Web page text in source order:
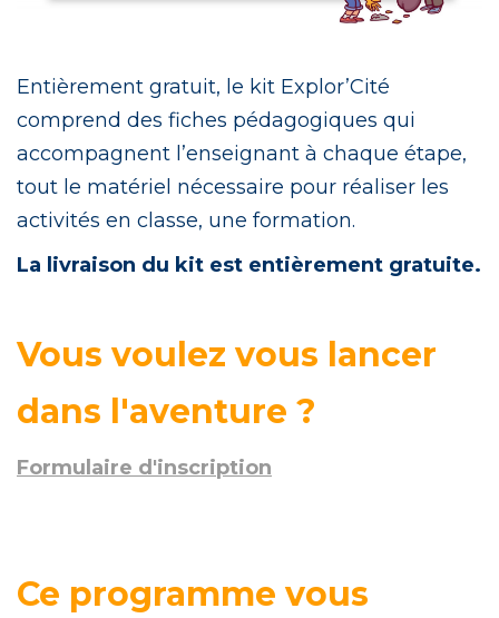
Entièrement gratuit, le kit Explor’Cité
comprend des fiches pédagogiques qui
accompagnent l’enseignant à chaque étape,
tout le matériel nécessaire pour réaliser les
activités en classe, une formation.
La livraison du kit est entièrement gratuite.
Vous voulez vous lancer
dans l'aventure ?
Formulaire d'inscription
Ce programme vous